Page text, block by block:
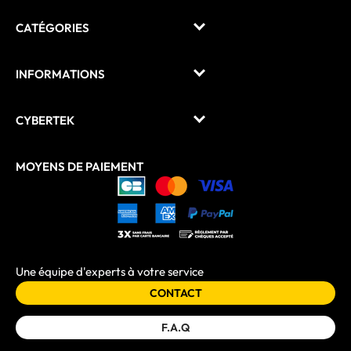
CATÉGORIES
INFORMATIONS
CYBERTEK
MOYENS DE PAIEMENT
Une équipe d'experts à votre service
CONTACT
F.A.Q